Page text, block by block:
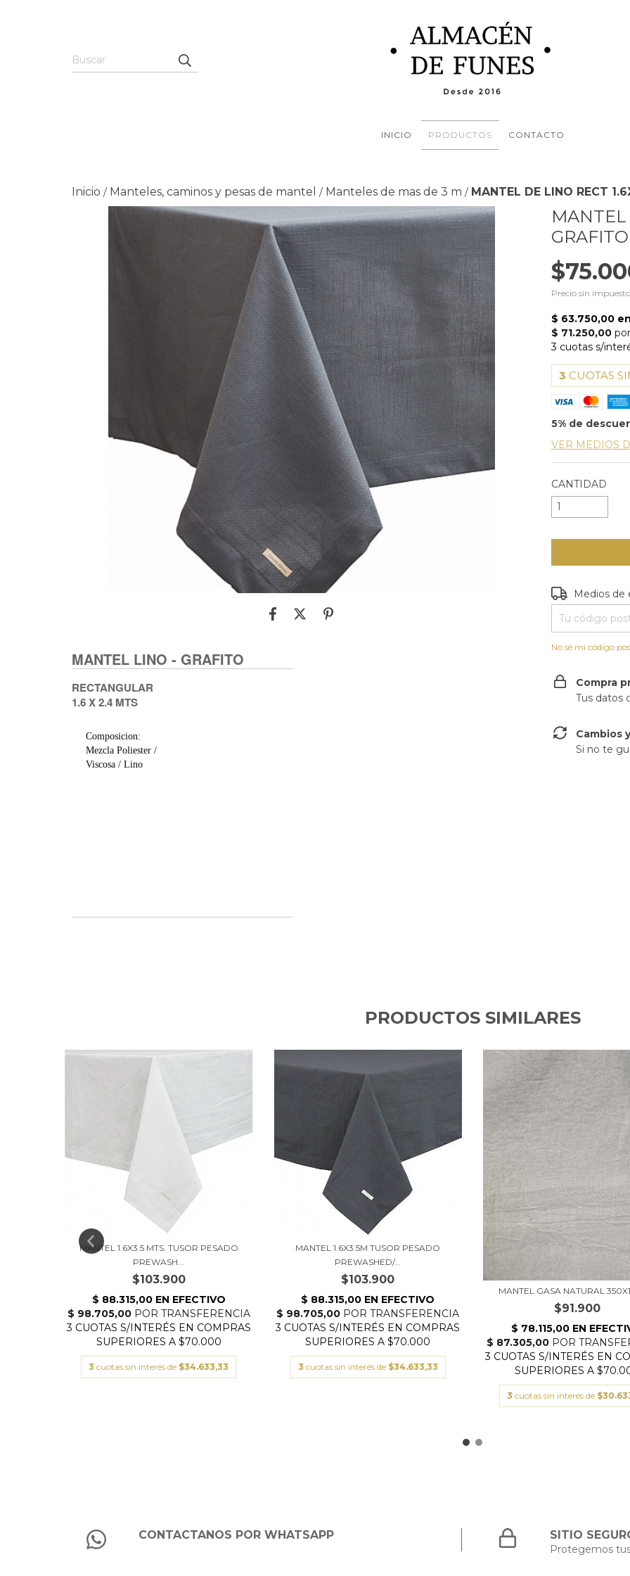
INICIO PRODUCTOS CONTACTO
Inicio / Manteles, caminos y pesas de mantel / Manteles de mas de 3 m / MANTEL DE LINO RECT
MANTEL LINO - GRAFITO
RECTANGULAR
1.6 X 2.4 MTS
Composicion:
Mezcla Poliester /
Viscosa / Lino
MANTEL
GRAFITO
Precio sin
3 CUOTAS
5% de
VER MEDIOS
CANTIDAD
Entregas para
Medios de
No sé mi código
Compra
Tus datos
Cambios
Si no te
PRODUCTOS SIMILARES
MANTEL 1.6X3.5 MTS. TUSOR PESADO
PREWASH...
$103.900
3 cuotas sin interés de $34.633,33
MANTEL 1.6X3.5M TUSOR PESADO
PREWASHED/...
$103.900
3 cuotas sin interés de $34.633,33
MANTEL GASA NATURAL
$91.900
3 cuotas sin interés de
CONTACTANOS POR WHATSAPP SITIO
Protegemos